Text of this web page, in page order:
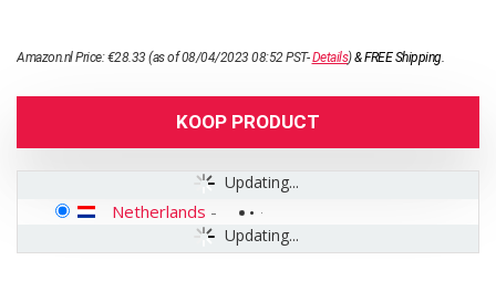
Amazon.nl Price:€28.33 (as of 08/04/2023 08:52 PST-Details)&FREE Shipping.
KOOP PRODUCT
Updating...
Updating...
Netherlands -